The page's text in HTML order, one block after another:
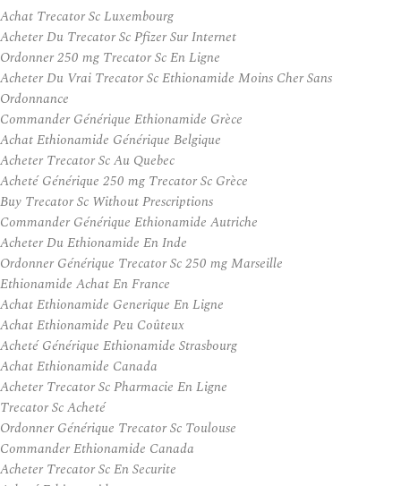
Achat Trecator Sc Luxembourg
Acheter Du Trecator Sc Pfizer Sur Internet
Ordonner 250 mg Trecator Sc En Ligne
Acheter Du Vrai Trecator Sc Ethionamide Moins Cher Sans
Ordonnance
Commander Générique Ethionamide Grèce
Achat Ethionamide Générique Belgique
Acheter Trecator Sc Au Quebec
Acheté Générique 250 mg Trecator Sc Grèce
Buy Trecator Sc Without Prescriptions
Commander Générique Ethionamide Autriche
Acheter Du Ethionamide En Inde
Ordonner Générique Trecator Sc 250 mg Marseille
Ethionamide Achat En France
Achat Ethionamide Generique En Ligne
Achat Ethionamide Peu Coûteux
Acheté Générique Ethionamide Strasbourg
Achat Ethionamide Canada
Acheter Trecator Sc Pharmacie En Ligne
Trecator Sc Acheté
Ordonner Générique Trecator Sc Toulouse
Commander Ethionamide Canada
Acheter Trecator Sc En Securite